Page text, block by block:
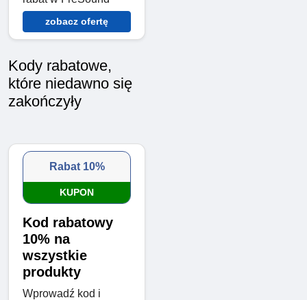
zobacz ofertę
Kody rabatowe,
które niedawno się
zakończyły
Rabat 10%
KUPON
Kod rabatowy
10% na
wszystkie
produkty
Wprowadź kod i